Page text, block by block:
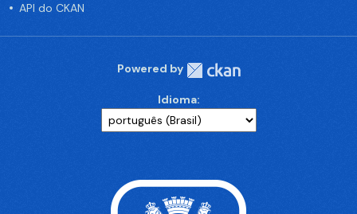
API do CKAN
Powered by
Idioma